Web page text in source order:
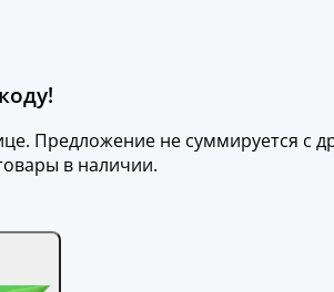
Предложение не суммируется
в наличии.